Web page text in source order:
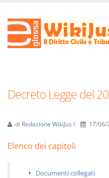
Decreto Legge del
di Redazione WikiJus I 17/06/
Elenco dei capitoli
Documenti collegati